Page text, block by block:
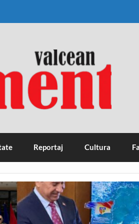
Reportaj Cultura